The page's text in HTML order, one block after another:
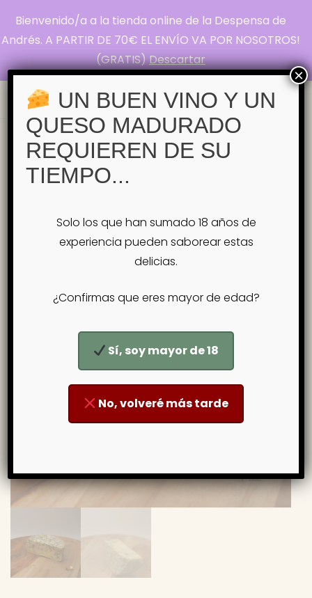
Bienvenido/a a la tienda online de la Despensa de
Andrés. A PARTIR DE 70€ EL ENVÍO VA POR NOSOTROS!
(GRATIS)Descartar
La Despensa de
Andrés
Pasión por el Queso
Inicio Tienda
QUESOS INDIVIDUALES
Savel – Quesería Airas Moniz
Savel – Quesería Airas Moniz
UN BUEN VINO Y UN
QUESO MADURADO
REQUIEREN DE SU
TIEMPO...
Solo los que han sumado 18 años de
experiencia pueden saborear estas
delicias.
¿Confirmas que eres mayor de edad?
Sí, soy mayor de 18
No, volveré más tarde
×